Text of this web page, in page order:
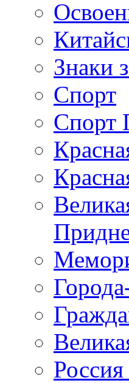
Знаки
Спорт
Спорт